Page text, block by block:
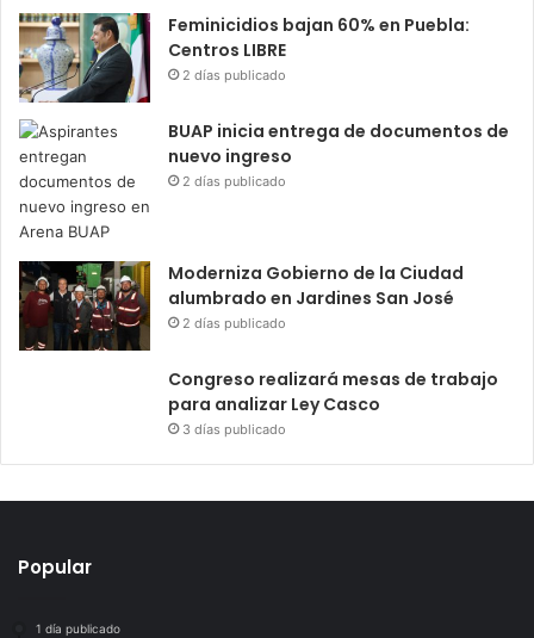
Feminicidios bajan 60% en Puebla:
Centros LIBRE
2 días publicado
BUAP inicia entrega de documentos de
nuevo ingreso
2 días publicado
Moderniza Gobierno de la Ciudad
alumbrado en Jardines San José
2 días publicado
Congreso realizará mesas de trabajo
para analizar Ley Casco
3 días publicado
Popular
1 día publicado